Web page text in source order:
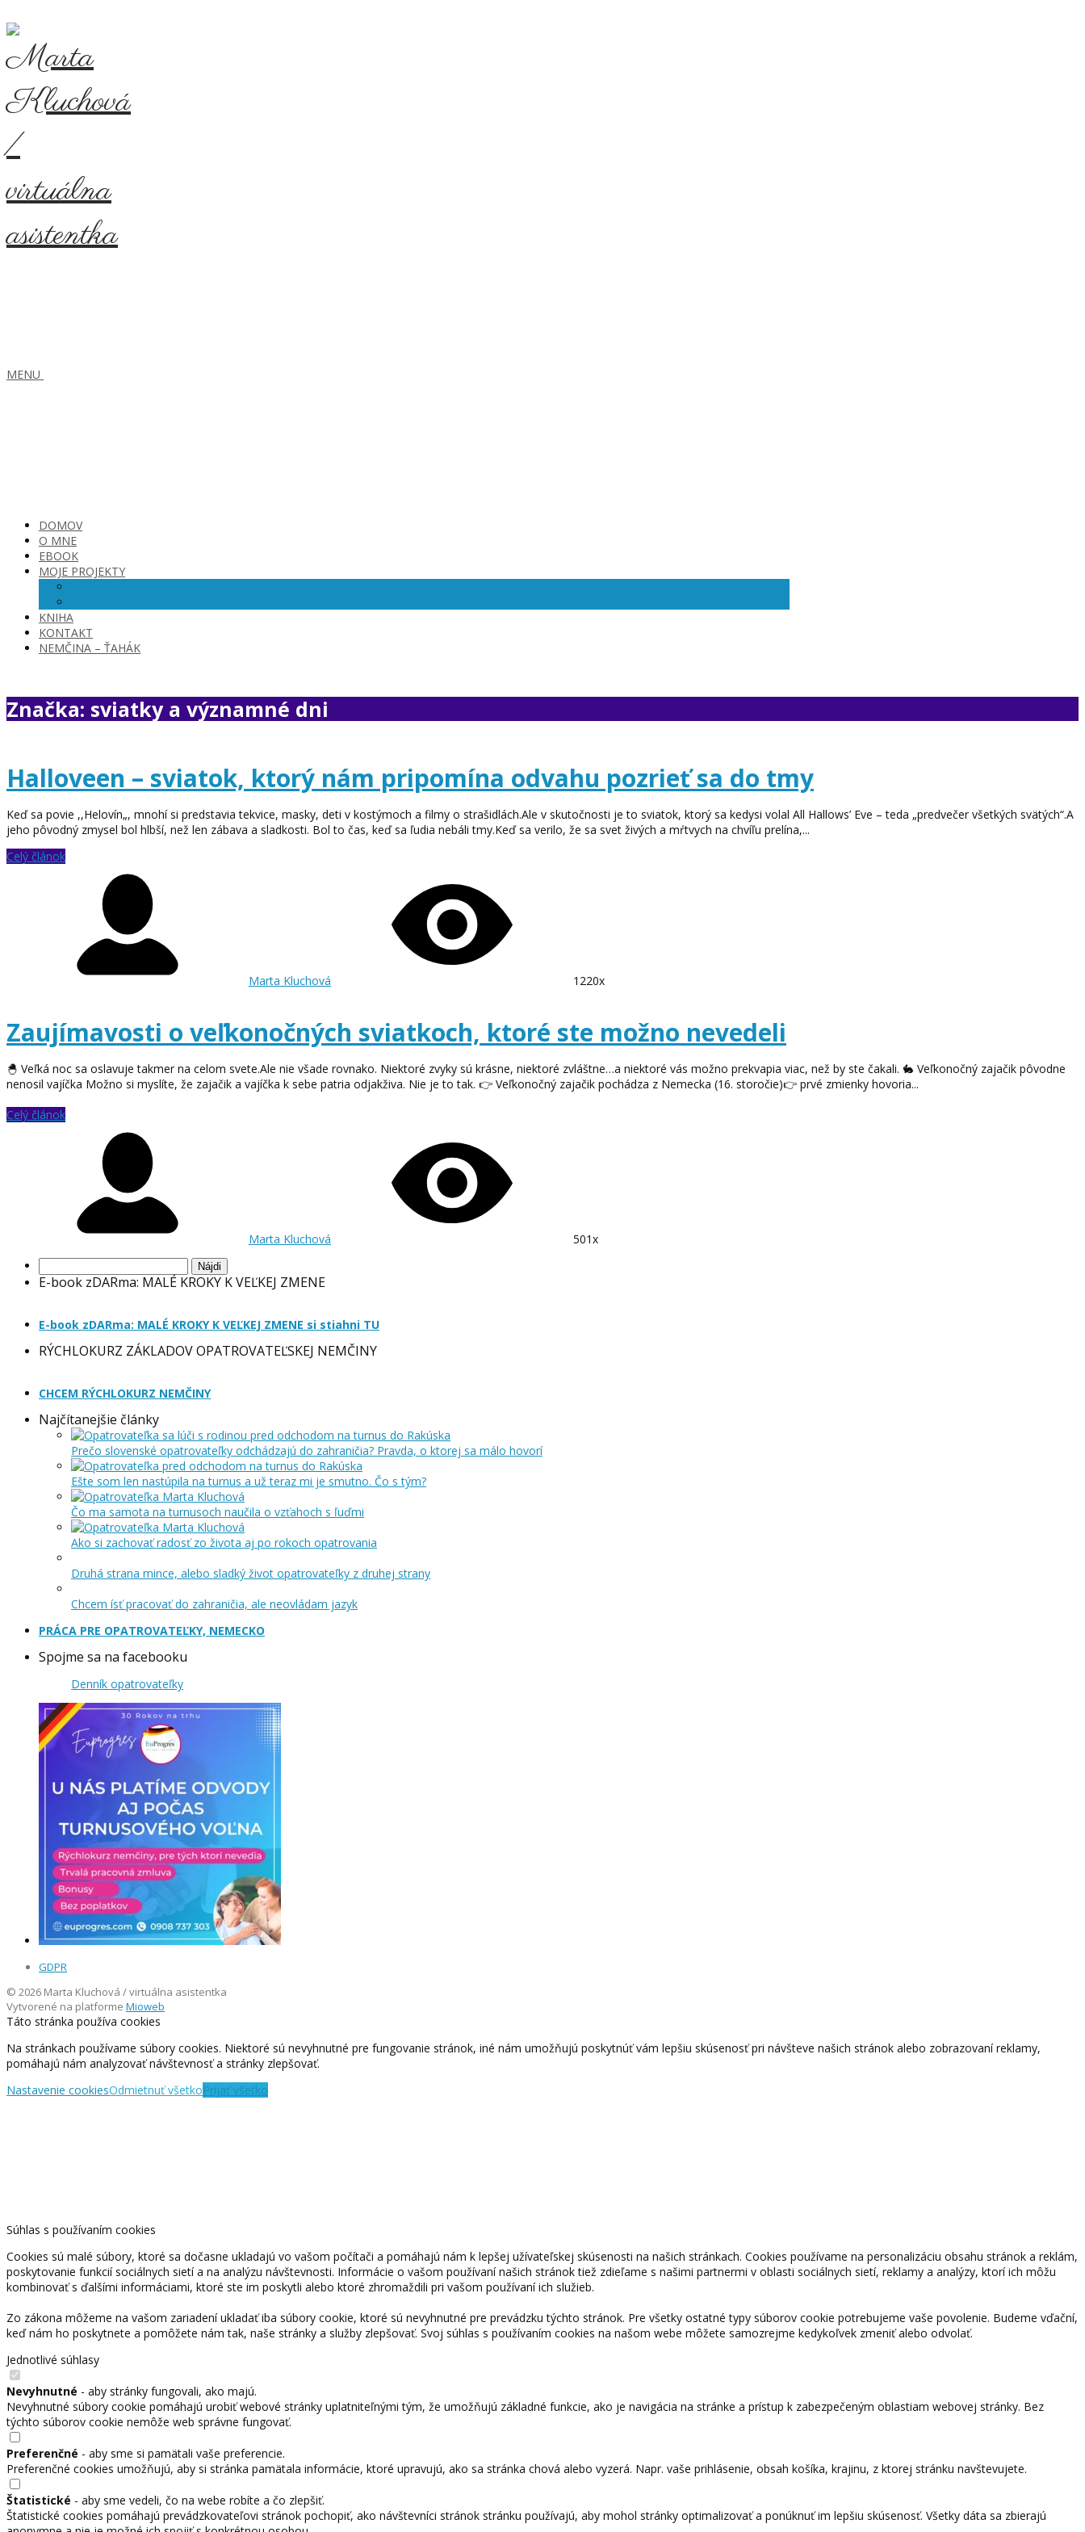
MENU
DOMOV
O MNE
EBOOK
MOJE PROJEKTY
KNIHA
KONTAKT
NEMČINA – ŤAHÁK
Značka: sviatky a významné dni
Halloveen – sviatok, ktorý nám pripomína odvahu pozrieť sa do tmy
Keď sa povie ,,Helovín„, mnohí si predstavia tekvice, masky, deti v kostýmoch a filmy o strašidlách.Ale v skutočnosti je to sviatok, ktorý sa kedysi volal All Hallows’ Eve – teda „predvečer všetkých svätých“.A
jeho pôvodný zmysel bol hlbší, než len zábava a sladkosti. Bol to čas, keď sa ľudia nebáli tmy.Keď sa verilo, že sa svet živých a mŕtvych na chvíľu prelína,...
Celý článok
Marta Kluchová 1220x
Zaujímavosti o veľkonočných sviatkoch, ktoré ste možno nevedeli
🐣 Veľká noc sa oslavuje takmer na celom svete.Ale nie všade rovnako. Niektoré zvyky sú krásne, niektoré zvláštne…a niektoré vás možno prekvapia viac, než by ste čakali. 🐇 Veľkonočný zajačik pôvodne
nenosil vajíčka Možno si myslíte, že zajačik a vajíčka k sebe patria odjakživa. Nie je to tak. 👉 Veľkonočný zajačik pochádza z Nemecka (16. storočie)👉 prvé zmienky hovoria...
Celý článok
Marta Kluchová
501x
E-book zDARma: MALÉ KROKY K VEĽKEJ ZMENE
E-book zDARma: MALÉ KROKY K VEĽKEJ ZMENE si stiahni TU
RÝCHLOKURZ ZÁKLADOV OPATROVATEĽSKEJ NEMČINY
CHCEM RÝCHLOKURZ NEMČINY
Najčítanejšie články
Prečo slovenské opatrovateľky odchádzajú do zahraničia? Pravda, o ktorej sa málo hovorí
Ešte som len nastúpila na turnus a už teraz mi je smutno. Čo s tým?
Čo ma samota na turnusoch naučila o vzťahoch s ľuďmi
Ako si zachovať radosť zo života aj po rokoch opatrovania
Druhá strana mince, alebo sladký život opatrovateľky z druhej strany
Chcem ísť pracovať do zahraničia, ale neovládam jazyk
PRÁCA PRE OPATROVATEĽKY, NEMECKO
Spojme sa na facebooku
Denník opatrovateľky
GDPR
© 2026 Marta Kluchová / virtuálna asistentka
Vytvorené na platforme Mioweb
Táto stránka používa cookies
Na stránkach používame súbory cookies. Niektoré sú nevyhnutné pre fungovanie stránok, iné nám umožňujú poskytnúť vám lepšiu skúsenosť pri návšteve našich stránok alebo zobrazovaní reklamy,
pomáhajú nám analyzovať návštevnosť a stránky zlepšovať.
Nastavenie cookiesOdmietnuť všetkoPrijať všetko
Súhlas s používaním cookies
Cookies sú malé súbory, ktoré sa dočasne ukladajú vo vašom počítači a pomáhajú nám k lepšej užívateľskej skúsenosti na našich stránkach. Cookies používame na personalizáciu obsahu stránok a reklám,
poskytovanie funkcií sociálnych sietí a na analýzu návštevnosti. Informácie o vašom používaní našich stránok tiež zdieľame s našimi partnermi v oblasti sociálnych sietí, reklamy a analýzy, ktorí ich môžu
kombinovať s ďalšími informáciami, ktoré ste im poskytli alebo ktoré zhromaždili pri vašom používaní ich služieb.
Zo zákona môžeme na vašom zariadení ukladať iba súbory cookie, ktoré sú nevyhnutné pre prevádzku týchto stránok. Pre všetky ostatné typy súborov cookie potrebujeme vaše povolenie. Budeme vďační,
keď nám ho poskytnete a pomôžete nám tak, naše stránky a služby zlepšovať. Svoj súhlas s používaním cookies na našom webe môžete samozrejme kedykoľvek zmeniť alebo odvolať.
Jednotlivé súhlasy
Nevyhnutné - aby stránky fungovali, ako majú.
Nevyhnutné súbory cookie pomáhajú urobiť webové stránky uplatniteľnými tým, že umožňujú základné funkcie, ako je navigácia na stránke a prístup k zabezpečeným oblastiam webovej stránky. Bez
týchto súborov cookie nemôže web správne fungovať.
Preferenčné - aby sme si pamätali vaše preferencie.
Preferenčné cookies umožňujú, aby si stránka pamätala informácie, ktoré upravujú, ako sa stránka chová alebo vyzerá. Napr. vaše prihlásenie, obsah košíka, krajinu, z ktorej stránku navštevujete.
Štatistické - aby sme vedeli, čo na webe robíte a čo zlepšiť.
Štatistické cookies pomáhajú prevádzkovateľovi stránok pochopiť, ako návštevníci stránok stránku používajú, aby mohol stránky optimalizovať a ponúknuť im lepšiu skúsenosť. Všetky dáta sa zbierajú